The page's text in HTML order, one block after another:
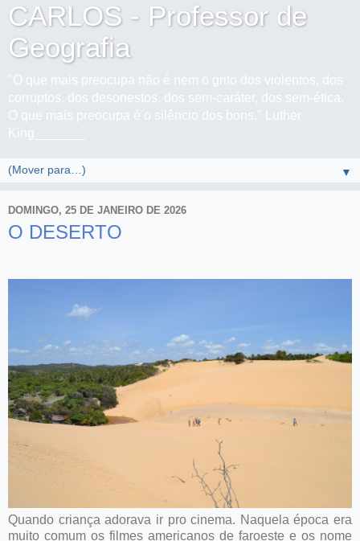
CARLOS - Professor de
Geografia
"O que mais preocupa não é nem o grito dos violentos, dos
corruptos, dos desonestos, dos sem-caráter, dos sem-ética.
O que mais preocupa é o silêncio dos bons." Luther
King_______
▼
DOMINGO, 25 DE JANEIRO DE 2026
O DESERTO
Quando criança adorava ir pro cinema. Naquela época era
muito comum os filmes americanos de faroeste e os nome